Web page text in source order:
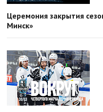
Церемония закрытия
Минск»